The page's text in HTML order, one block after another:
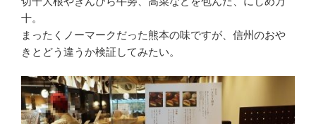
十。
まったくノーマークだった熊本の味ですが、信州のおや
きとどう違うか検証してみたい。